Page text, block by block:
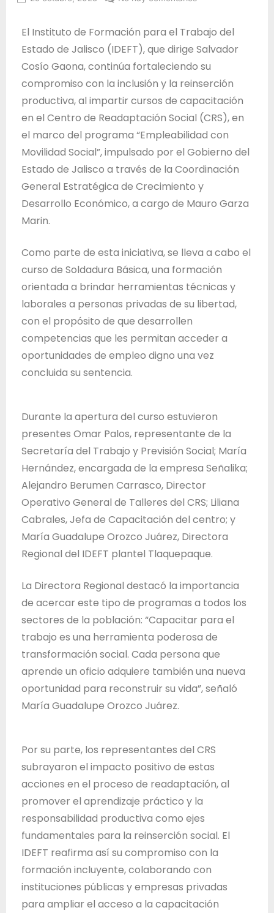
T
a
b
d
e
o
El Instituto de Formación para el Trabajo del
Estado de Jalisco (IDEFT), que dirige Salvador
Cosío Gaona, continúa fortaleciendo su
compromiso con la inclusión y la reinserción
productiva, al impartir cursos de capacitación
en el Centro de Readaptación Social (CRS), en
el marco del programa “Empleabilidad con
Movilidad Social”, impulsado por el Gobierno del
Estado de Jalisco a través de la Coordinación
General Estratégica de Crecimiento y
Desarrollo Económico, a cargo de Mauro Garza
Marin.
Como parte de esta iniciativa, se lleva a cabo el
curso de Soldadura Básica, una formación
orientada a brindar herramientas técnicas y
laborales a personas privadas de su libertad,
con el propósito de que desarrollen
competencias que les permitan acceder a
oportunidades de empleo digno una vez
concluida su sentencia.
Durante la apertura del curso estuvieron
presentes Omar Palos, representante de la
Secretaría del Trabajo y Previsión Social; María
Hernández, encargada de la empresa Señalika;
Alejandro Berumen Carrasco, Director
Operativo General de Talleres del CRS; Liliana
Cabrales, Jefa de Capacitación del centro; y
María Guadalupe Orozco Juárez, Directora
Regional del IDEFT plantel Tlaquepaque.
La Directora Regional destacó la importancia
de acercar este tipo de programas a todos los
sectores de la población: “Capacitar para el
trabajo es una herramienta poderosa de
transformación social. Cada persona que
aprende un oficio adquiere también una nueva
oportunidad para reconstruir su vida”, señaló
María Guadalupe Orozco Juárez.
Por su parte, los representantes del CRS
subrayaron el impacto positivo de estas
acciones en el proceso de readaptación, al
promover el aprendizaje práctico y la
responsabilidad productiva como ejes
fundamentales para la reinserción social. El
IDEFT reafirma así su compromiso con la
formación incluyente, colaborando con
instituciones públicas y empresas privadas
para ampliar el acceso a la capacitación